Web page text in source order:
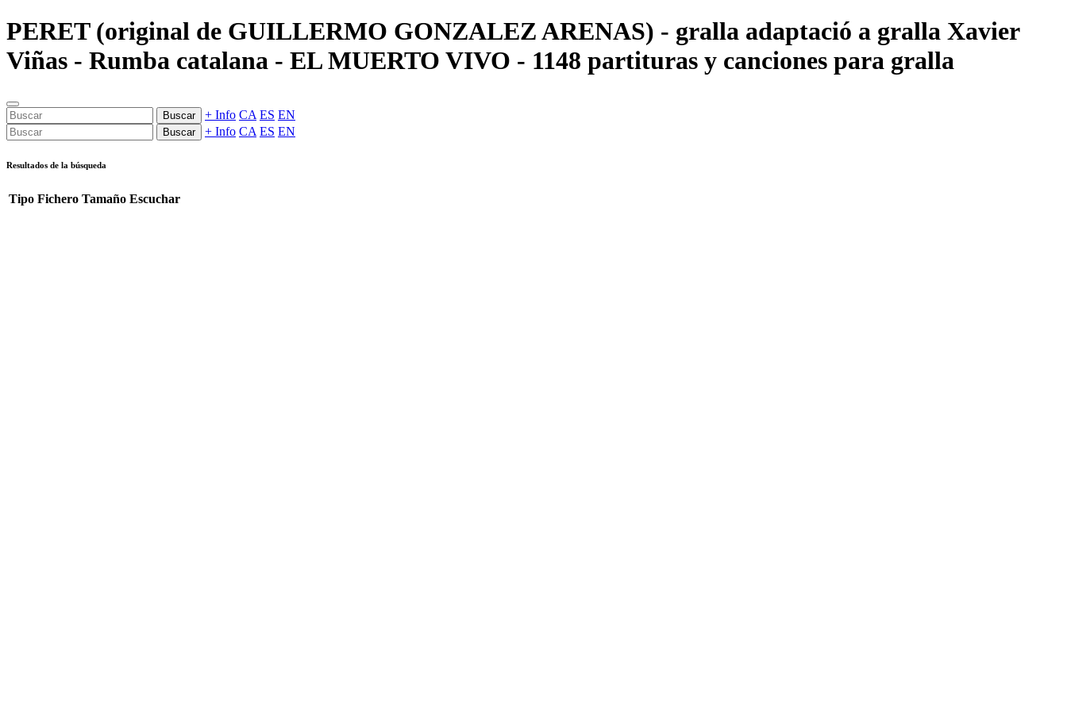
PERET (original de GUILLERMO GONZALEZ ARENAS) - gralla adaptació a gralla Xavier
Viñas - Rumba catalana - EL MUERTO VIVO - 1148 partituras y canciones para gralla
Buscar + Info CA ES EN
Buscar + Info CA ES EN
Resultados de la búsqueda
Tipo Fichero Tamaño Escuchar